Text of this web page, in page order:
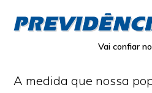
Vai confiar
A medida que nossa